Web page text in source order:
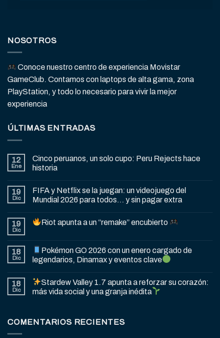
NOSOTROS
Conoce nuestro centro de experiencia Movistar
GameClub. Contamos con laptops de alta gama, zona
PlayStation, y todo lo necesario para vivir la mejor
experiencia
ÚLTIMAS ENTRADAS
12
Ene
Cinco peruanos, un solo cupo: Peru Rejects hace
historia
19
Dic
FIFA y Netflix se la juegan: un videojuego del
Mundial 2026 para todos… y sin pagar extra
19
Dic
Riot apunta a un “remake” encubierto
18
Dic
Pokémon GO 2026 con un enero cargado de
legendarios, Dinamax y eventos clave
18
Dic
Stardew Valley 1.7 apunta a reforzar su corazón:
más vida social y una granja inédita
COMENTARIOS RECIENTES